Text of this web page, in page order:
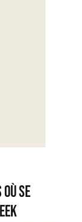
se